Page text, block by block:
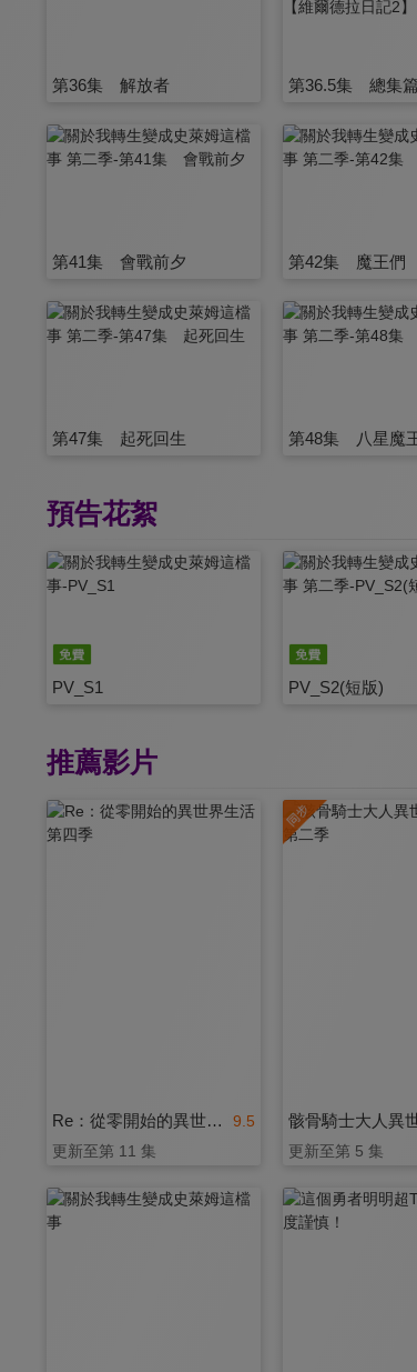
第36集 解放者
第41集 會戰前夕 第42集 魔王們
第47集 起死回生 第48集 八星魔
預告花絮
PV_S1 PV_S2(短版)
推薦影片
9.5
Re：從零開始的異世界生活 第四季
更新至第 11 集 更新至第 5 集